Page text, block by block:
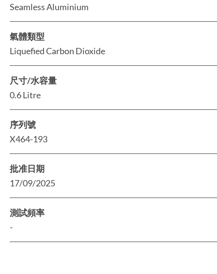
Seamless Aluminium
氣體類型
Liquefied Carbon Dioxide
尺寸/水容量
0.6 Litre
序列號
X464-193
批准日期
17/09/2025
測試頻率
-